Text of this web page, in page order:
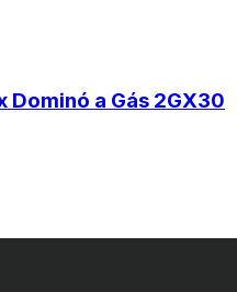
a Gás 2GX30